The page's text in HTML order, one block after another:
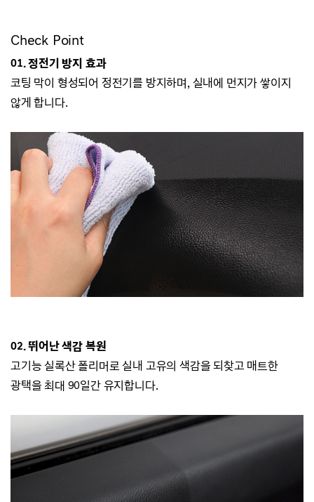
Check Point
01. 정전기 방지 효과
코팅 막이 형성되어 정전기를 방지하며, 실내에 먼지가 쌓이지
않게 합니다.
02. 뛰어난 색감 복원
고기능 실록산 폴리머로 실내 고유의 색감을 되찾고 매트한
광택을 최대 90일간 유지합니다.